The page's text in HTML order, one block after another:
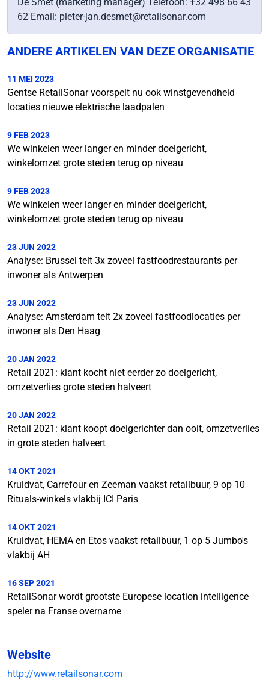
62 Email: pieter-jan.desmet@retailsonar.com
ANDERE ARTIKELEN VAN DEZE ORGANISATIE
11 MEI 2023
Gentse RetailSonar voorspelt nu ook winstgevendheid
locaties nieuwe elektrische laadpalen
9 FEB 2023
We winkelen weer langer en minder doelgericht,
winkelomzet grote steden terug op niveau
9 FEB 2023
We winkelen weer langer en minder doelgericht,
winkelomzet grote steden terug op niveau
23 JUN 2022
Analyse: Brussel telt 3x zoveel fastfoodrestaurants per
inwoner als Antwerpen
23 JUN 2022
Analyse: Amsterdam telt 2x zoveel fastfoodlocaties per
inwoner als Den Haag
20 JAN 2022
Retail 2021: klant kocht niet eerder zo doelgericht,
omzetverlies grote steden halveert
20 JAN 2022
Retail 2021: klant koopt doelgerichter dan ooit, omzetverlies
in grote steden halveert
14 OKT 2021
Kruidvat, Carrefour en Zeeman vaakst retailbuur, 9 op 10
Rituals-winkels vlakbij ICI Paris
14 OKT 2021
Kruidvat, HEMA en Etos vaakst retailbuur, 1 op 5 Jumbo's
vlakbij AH
16 SEP 2021
RetailSonar wordt grootste Europese location intelligence
speler na Franse overname
Website
http://www.retailsonar.com